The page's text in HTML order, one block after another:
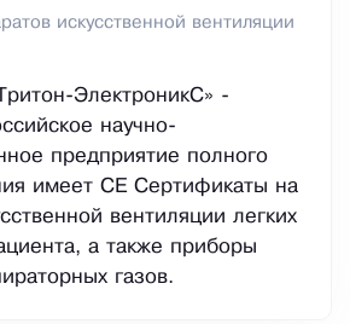
искусственной вентиляции
ЭлектроникС» -
научно-
предприятие полного
имеет CE Сертификаты на
вентиляции легких
а также приборы
газов.